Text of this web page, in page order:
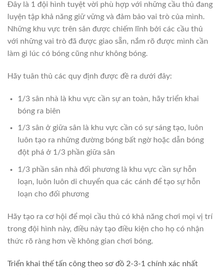
Đây là 1 đội hình tuyệt vời phù hợp với những cầu thủ đang
luyện tập khả năng giữ vững và đảm bảo vai trò của mình.
Những khu vực trên sân được chiếm lĩnh bởi các cầu thủ
với những vai trò đã được giao sẵn, nắm rõ được mình cần
làm gì lúc có bóng cũng như không bóng.
Hãy tuân thủ các quy định được đề ra dưới đây:
1/3 sân nhà là khu vực cần sự an toàn, hãy triển khai
bóng ra biên
1/3 sân ở giữa sân là khu vực cần có sự sáng tạo, luôn
luôn tạo ra những đường bóng bất ngờ hoặc dẫn bóng
đột phá ở 1/3 phần giữa sân
1/3 phần sân nhà đối phương là khu vực cần sự hỗn
loạn, luôn luôn di chuyển qua các cánh để tạo sự hỗn
loạn cho đối phương
Hãy tạo ra cơ hội để mọi cầu thủ có khả năng chơi mọi vị trí
trong đội hình này, điều này tạo điều kiện cho họ có nhận
thức rõ ràng hơn về không gian chơi bóng.
Triển khai thế tấn công theo sơ đồ 2-3-1 chính xác nhất